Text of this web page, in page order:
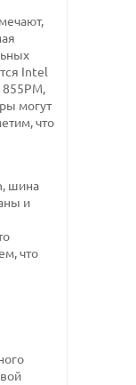
Intel
могут
что
шина
и
что